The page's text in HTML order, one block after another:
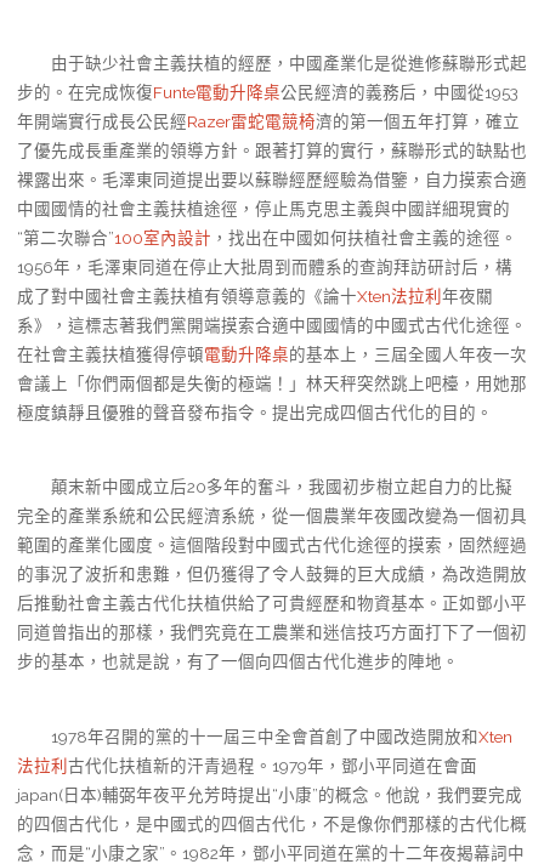
由于缺少社會主義扶植的經歷，中國產業化是從進修蘇聯形式起
步的。在完成恢復Funte電動升降桌公民經濟的義務后，中國從1953
年開端實行成長公民經Razer雷蛇電競椅濟的第一個五年打算，確立
了優先成長重產業的領導方針。跟著打算的實行，蘇聯形式的缺點也
裸露出來。毛澤東同道提出要以蘇聯經歷經驗為借鑒，自力摸索合適
中國國情的社會主義扶植途徑，停止馬克思主義與中國詳細現實的
“第二次聯合”100室內設計 ，找出在中國如何扶植社會主義的途徑。
1956年，毛澤東同道在停止大批周到而體系的查詢拜訪研討后，構
成了對中國社會主義扶植有領導意義的《論十Xten法拉利年夜關
系》，這標志著我們黨開端摸索合適中國國情的中國式古代化途徑。
在社會主義扶植獲得停頓電動升降桌的基本上，三屆全國人年夜一次
會議上「你們兩個都是失衡的極端！」林天秤突然跳上吧檯，用她那
極度鎮靜且優雅的聲音發布指令。提出完成四個古代化的目的。
顛末新中國成立后20多年的奮斗，我國初步樹立起自力的比擬
完全的產業系統和公民經濟系統，從一個農業年夜國改變為一個初具
範圍的產業化國度。這個階段對中國式古代化途徑的摸索，固然經過
的事況了波折和患難，但仍獲得了令人鼓舞的巨大成績，為改造開放
后推動社會主義古代化扶植供給了可貴經歷和物資基本。正如鄧小平
同道曾指出的那樣，我們究竟在工農業和迷信技巧方面打下了一個初
步的基本，也就是說，有了一個向四個古代化進步的陣地。
1978年召開的黨的十一屆三中全會首創了中國改造開放和Xten
法拉利古代化扶植新的汗青過程。1979年，鄧小平同道在會面
japan(日本)輔弼年夜平允芳時提出“小康”的概念。他說，我們要完成
的四個古代化，是中國式的四個古代化，不是像你們那樣的古代化概
念，而是“小康之家”。1982年，鄧小平同道在黨的十二年夜揭幕詞中